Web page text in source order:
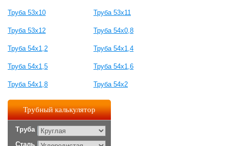
Труба 53x10 Труба 53x11
Труба 53x12 Труба 54x0,8
Труба 54x1,2 Труба 54x1,4
Труба 54x1,5 Труба 54x1,6
Труба 54x1,8 Труба 54x2
Трубный калькулятор
Труба
Сталь